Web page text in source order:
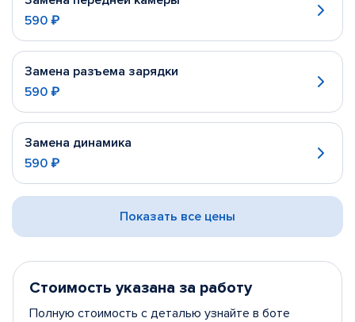
590 ₽
Замена разъема зарядки
590 ₽
Замена динамика
590 ₽
Показать все цены
Стоимость указана за работу
Полную стоимость с деталью узнайте в боте